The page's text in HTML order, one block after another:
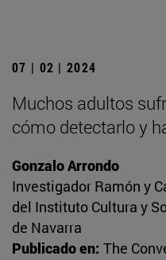
07 | 02 | 2024
Muchos adultos
cómo detectarlo y
Gonzalo Arrondo
Investigador Ramón y
del Instituto Cultura y
de Navarra
Publicado en: The